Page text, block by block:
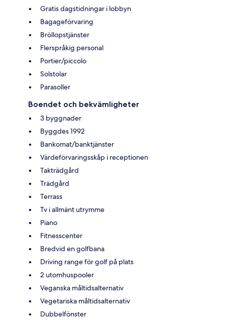
Gratis dagstidningar i lobbyn
Bagageförvaring
Bröllopstjänster
Flerspråkig personal
Portier/piccolo
Solstolar
Parasoller
Boendet och bekvämligheter
3 byggnader
Byggdes 1992
Bankomat/banktjänster
Värdeförvaringsskåp i receptionen
Takträdgård
Trädgård
Terrass
Tv i allmänt utrymme
Piano
Fitnesscenter
Bredvid en golfbana
Driving range för golf på plats
2 utomhuspooler
Veganska måltidsalternativ
Vegetariska måltidsalternativ
Dubbelfönster